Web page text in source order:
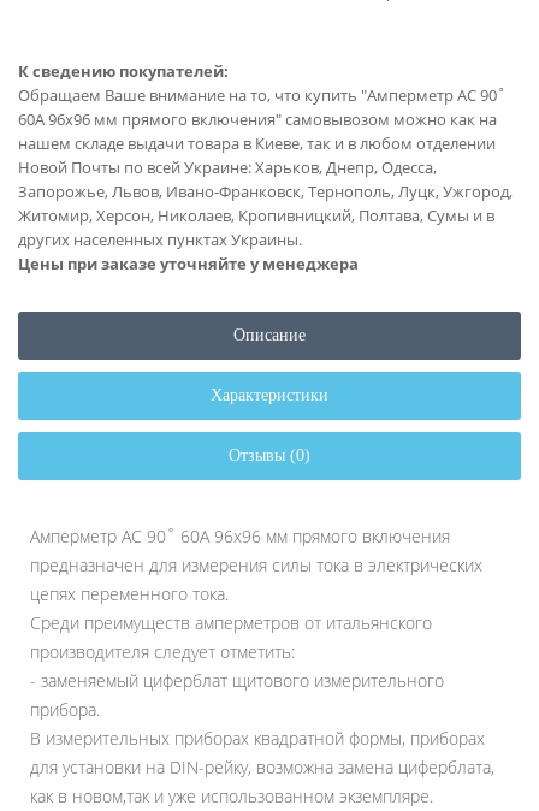
К сведению покупателей:
Обращаем Ваше внимание на то, что купить "Амперметр AC 90˚
60A 96x96 мм прямого включения" самовывозом можно как на
нашем складе выдачи товара в Киеве, так и в любом отделении
Новой Почты по всей Украине: Харьков, Днепр, Одесса,
Запорожье, Львов, Ивано-Франковск, Тернополь, Луцк, Ужгород,
Житомир, Херсон, Николаев, Кропивницкий, Полтава, Сумы и в
других населенных пунктах Украины.
Цены при заказе уточняйте у менеджера
Описание
Характеристики
Отзывы (0)
Амперметр AC 90˚ 60A 96x96 мм прямого включения
предназначен для измерения силы тока в электрических
цепях переменного тока.
Среди преимуществ амперметров от итальянского
производителя следует отметить:
- заменяемый циферблат щитового измерительного
прибора.
В измерительных приборах квадратной формы, приборах
для установки на DIN-рейку, возможна замена циферблата,
как в новом,так и уже использованном экземпляре.